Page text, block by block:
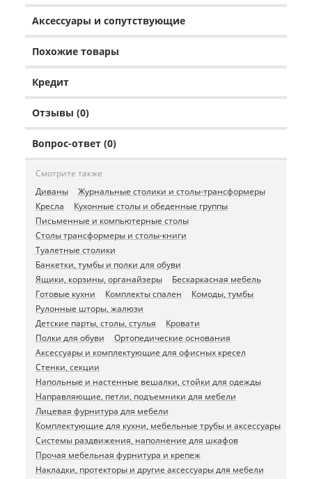
Аксессуары и сопутствующие
Похожие товары
Кредит
Отзывы (0)
Вопрос-ответ (0)
Смотрите также
Диваны
Журнальные столики и столы-трансформеры
Кресла
Кухонные столы и обеденные группы
Письменные и компьютерные столы
Столы трансформеры и столы-книги
Туалетные столики
Банкетки, тумбы и полки для обуви
Ящики, корзины, органайзеры
Бескаркасная мебель
Готовые кухни
Комплекты спален
Комоды, тумбы
Рулонные шторы, жалюзи
Детские парты, столы, стулья
Кровати
Полки для обуви
Ортопедические основания
Аксессуары и комплектующие для офисных кресел
Стенки, секции
Напольные и настенные вешалки, стойки для одежды
Направляющие, петли, подъемники для мебели
Лицевая фурнитура для мебели
Комплектующие для кухни, мебельные трубы и аксессуары
Системы раздвижения, наполнение для шкафов
Прочая мебельная фурнитура и крепеж
Накладки, протекторы и другие аксессуары для мебели